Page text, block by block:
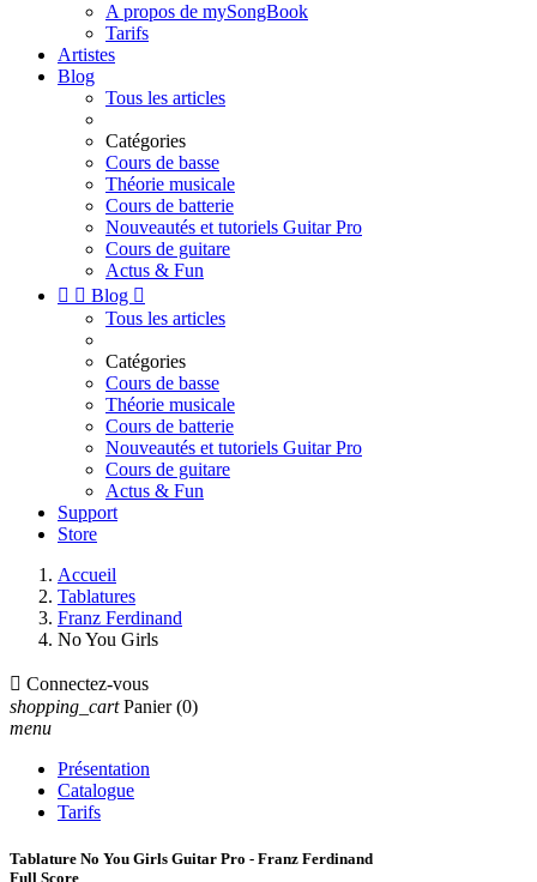
A propos de mySongBook
Tarifs
Artistes
Blog
Tous les articles
Catégories
Cours de basse
Théorie musicale
Cours de batterie
Nouveautés et tutoriels Guitar Pro
Cours de guitare
Actus & Fun
  Blog 
Tous les articles
Catégories
Cours de basse
Théorie musicale
Cours de batterie
Nouveautés et tutoriels Guitar Pro
Cours de guitare
Actus & Fun
Support
Store
Accueil
Tablatures
Franz Ferdinand
No You Girls
 Connectez-vous
shopping_cart Panier (0)
menu
Présentation
Catalogue
Tarifs
Tablature No You Girls Guitar Pro - Franz Ferdinand
Full Score